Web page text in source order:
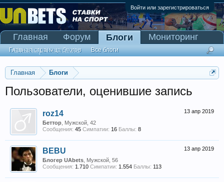
Войти или зарегистрироваться
Главная Блоги
Пользователи, оценившие запись
13 апр 2019
roz14
Беттор , Мужской, 42
Сообщения: 45 Симпатии: 16 Баллы: 8
13 апр 2019
BEBU
Блогер UAbets , Мужской, 56
Сообщения: 1.710 Симпатии: 1.554 Баллы: 113
Главная Форум Блоги
Главная страница блогов Все блоги
Мониторинг
Сканер Pinnacle